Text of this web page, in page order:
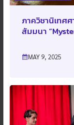
ภาควิชานิเทศ
สัมมนา
MAY 9, 2025